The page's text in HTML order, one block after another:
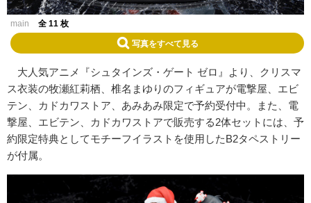
main 全 11 枚
写真をすべて見る
大人気アニメ『シュタインズ・ゲート ゼロ』より、クリスマ
ス衣装の牧瀬紅莉栖、椎名まゆりのフィギュアが電撃屋、エビ
テン、カドカワストア、あみあみ限定で予約受付中。また、電
撃屋、エビテン、カドカワストアで販売する2体セットには、予
約限定特典としてモチーフイラストを使用したB2タペストリー
が付属。